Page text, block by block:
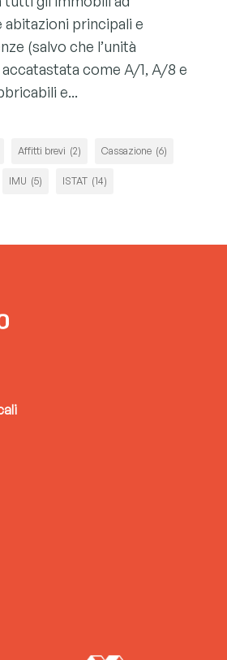
abitazioni principali e
(salvo che l’unità
come A/1, A/8 e
e...
Affitti brevi (2) Cassazione (6)
IMU (5) ISTAT (14)